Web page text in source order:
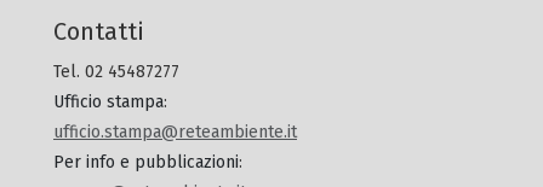
Contatti
Tel. 02 45487277
Ufficio stampa:
ufficio.stampa@reteambiente.it
Per info e pubblicazioni: